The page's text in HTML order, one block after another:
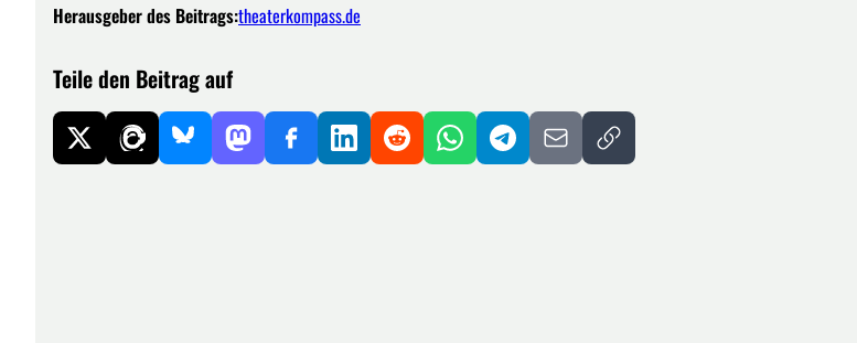
Herausgeber des Beitrags:theaterkompass.de
Teile den Beitrag auf